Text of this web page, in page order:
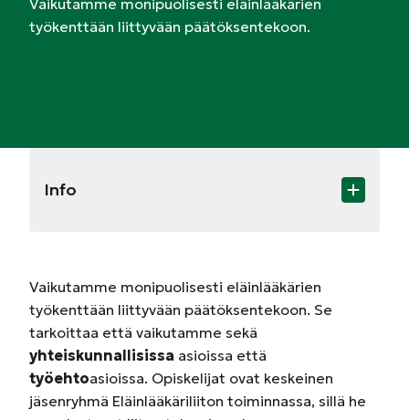
Vaikutamme monipuolisesti eläinlääkärien
työkenttään liittyvään päätöksentekoon.
Info
Vaikutamme monipuolisesti eläinlääkärien
työkenttään liittyvään päätöksentekoon. Se
tarkoittaa että vaikutamme sekä
yhteiskunnallisissa asioissa että
työehtoasioissa. Opiskelijat ovat keskeinen
jäsenryhmä Eläinlääkäriliiton toiminnassa, sillä he